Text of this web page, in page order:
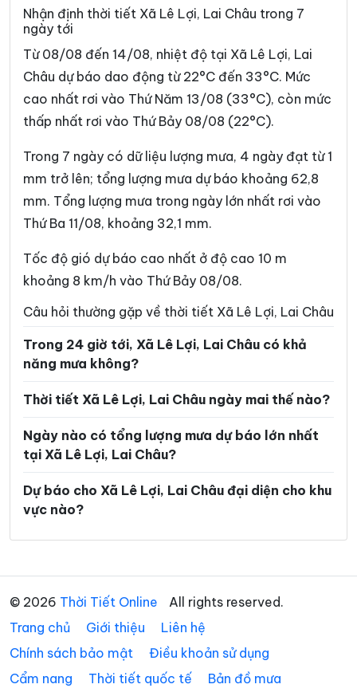
Xã Phong Thổ Xã Pu Sam Cáp
Xã Sì Lở Lầu
Xã Sin Suối Hồ Xã Tả Lèng
Xã Tà Tổng Xã Tân Uyên
Xã Than Uyên Xã Thu Lũm
Xã Tủa Sín Chải
Nhận định thời tiết Xã Lê Lợi, Lai Châu trong 7
ngày tới
Từ 08/08 đến 14/08, nhiệt độ tại Xã Lê Lợi, Lai
Châu dự báo dao động từ 22°C đến 33°C. Mức
cao nhất rơi vào Thứ Năm 13/08 (33°C), còn mức
thấp nhất rơi vào Thứ Bảy 08/08 (22°C).
Trong 7 ngày có dữ liệu lượng mưa, 4 ngày đạt từ 1
mm trở lên; tổng lượng mưa dự báo khoảng 62,8
mm. Tổng lượng mưa trong ngày lớn nhất rơi vào
Thứ Ba 11/08, khoảng 32,1 mm.
Tốc độ gió dự báo cao nhất ở độ cao 10 m
khoảng 8 km/h vào Thứ Bảy 08/08.
Câu hỏi thường gặp về thời tiết Xã Lê Lợi, Lai Châu
Trong 24 giờ tới, Xã Lê Lợi, Lai Châu có khả
năng mưa không?
Thời tiết Xã Lê Lợi, Lai Châu ngày mai thế nào?
Ngày nào có tổng lượng mưa dự báo lớn nhất
tại Xã Lê Lợi, Lai Châu?
Dự báo cho Xã Lê Lợi, Lai Châu đại diện cho khu
vực nào?
© 2026 Thời Tiết Online
All rights reserved.
Trang chủ
Giới thiệu
Liên hệ
Chính sách bảo mật
Điều khoản sử dụng
Cẩm nang
Thời tiết quốc tế Bản đồ mưa